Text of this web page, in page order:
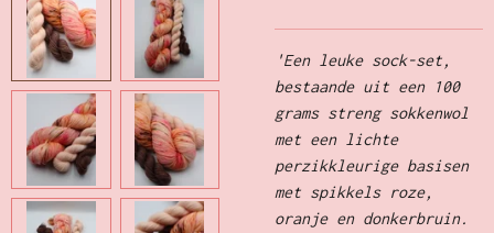
'Een leuke sock-set,
bestaande uit een 100
grams streng sokkenwol
met een lichte
perzikkleurige basisen
met spikkels roze,
oranje en donkerbruin.